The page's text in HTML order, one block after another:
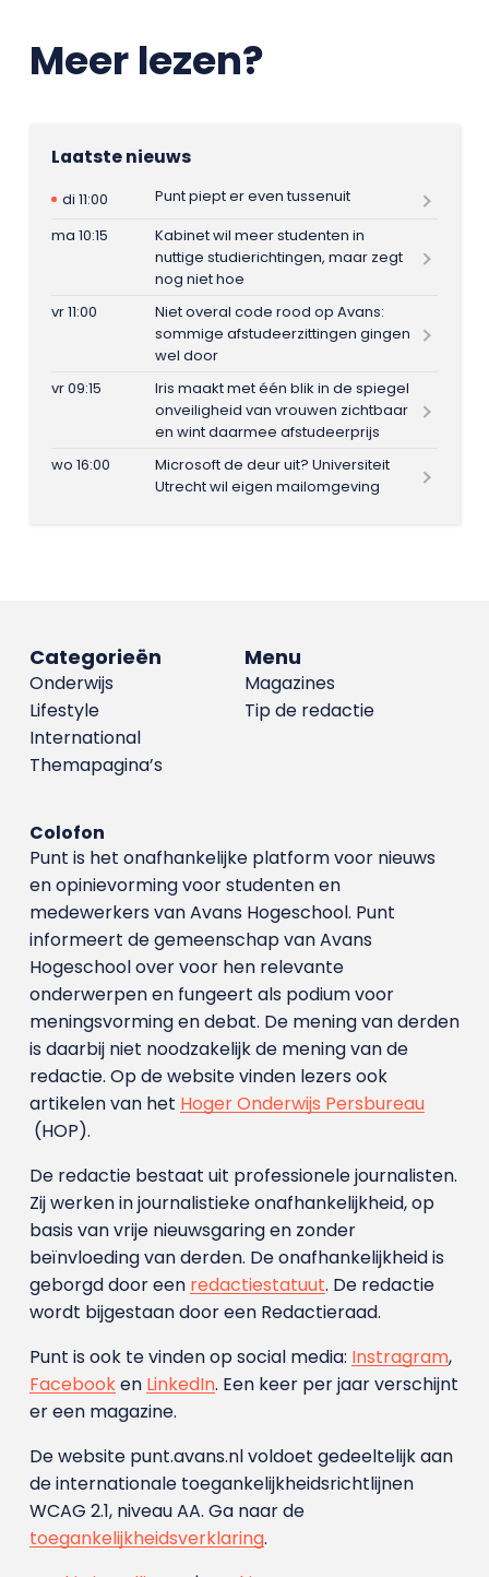
Meer lezen?
Laatste nieuws
di 11:00
Punt piept er even tussenuit
ma 10:15
Kabinet wil meer studenten in
nuttige studierichtingen, maar zegt
nog niet hoe
vr 11:00
Niet overal code rood op Avans:
sommige afstudeerzittingen gingen
wel door
vr 09:15
Iris maakt met één blik in de spiegel
onveiligheid van vrouwen zichtbaar
en wint daarmee afstudeerprijs
wo 16:00
Microsoft de deur uit? Universiteit
Utrecht wil eigen mailomgeving
Menu
Magazines
Tip de redactie
Categorieën
Onderwijs
Lifestyle
International
Themapagina’s
Colofon
Punt is het onafhankelijke platform voor nieuws
en opinievorming voor studenten en
medewerkers van Avans Hoge­school. Punt
informeert de gemeenschap van Avans
Hogeschool over voor hen relevante
onderwerpen en fungeert als podium voor
meningsvorming en debat. De mening van derden
is daarbij niet noodzakelijk de mening van de
redactie. Op de website vinden lezers ook
artikelen van het Hoger Onderwijs Persbureau
(HOP).
De redactie bestaat uit professionele journalisten.
Zij werken in journalistieke onafhankelijkheid, op
basis van vrije nieuwsgaring en zonder
beïnvloeding van derden. De onafhankelijkheid is
geborgd door een redactiestatuut. De redactie
wordt bijgestaan door een Redactieraad.
Punt is ook te vinden op social media: Instragram,
Facebooken LinkedIn. Een keer per jaar verschijnt
er een magazine.
De website punt.avans.nl voldoet gedeeltelijk aan
de internationale toegankelijkheidsrichtlijnen
WCAG 2.1, niveau AA. Ga naar de
toegankelijkheidsverklaring.